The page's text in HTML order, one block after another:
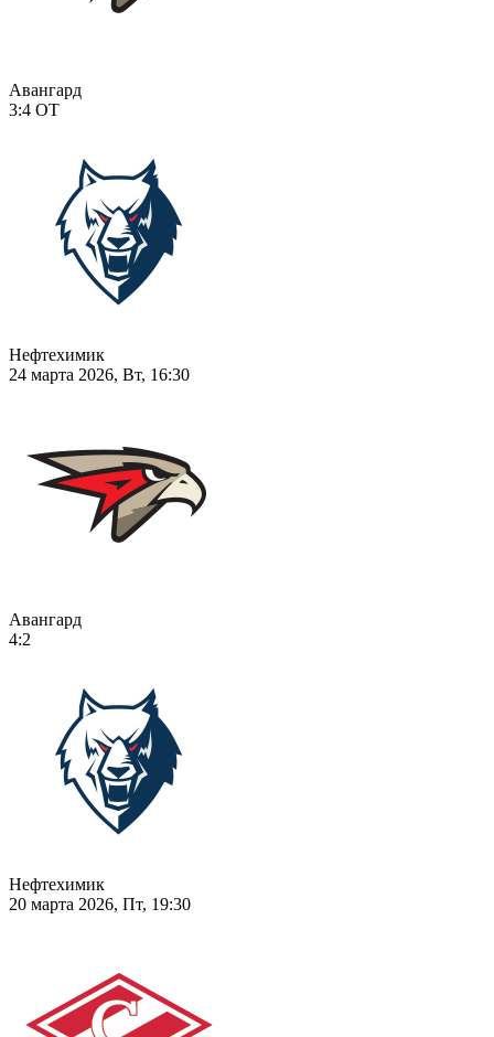
Авангард
3:4 ОТ
Нефтехимик
24 марта 2026, Вт, 16:30
Авангард
4:2
Нефтехимик
20 марта 2026, Пт, 19:30